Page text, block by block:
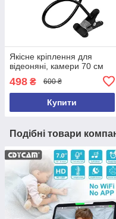
Якісне кріплення для
відеоняні, камери 70 см
498 ₴ 600 ₴
Купити
Подібні товари